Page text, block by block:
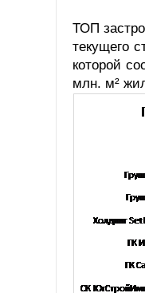
ТОП
текущего
которой
млн. м²